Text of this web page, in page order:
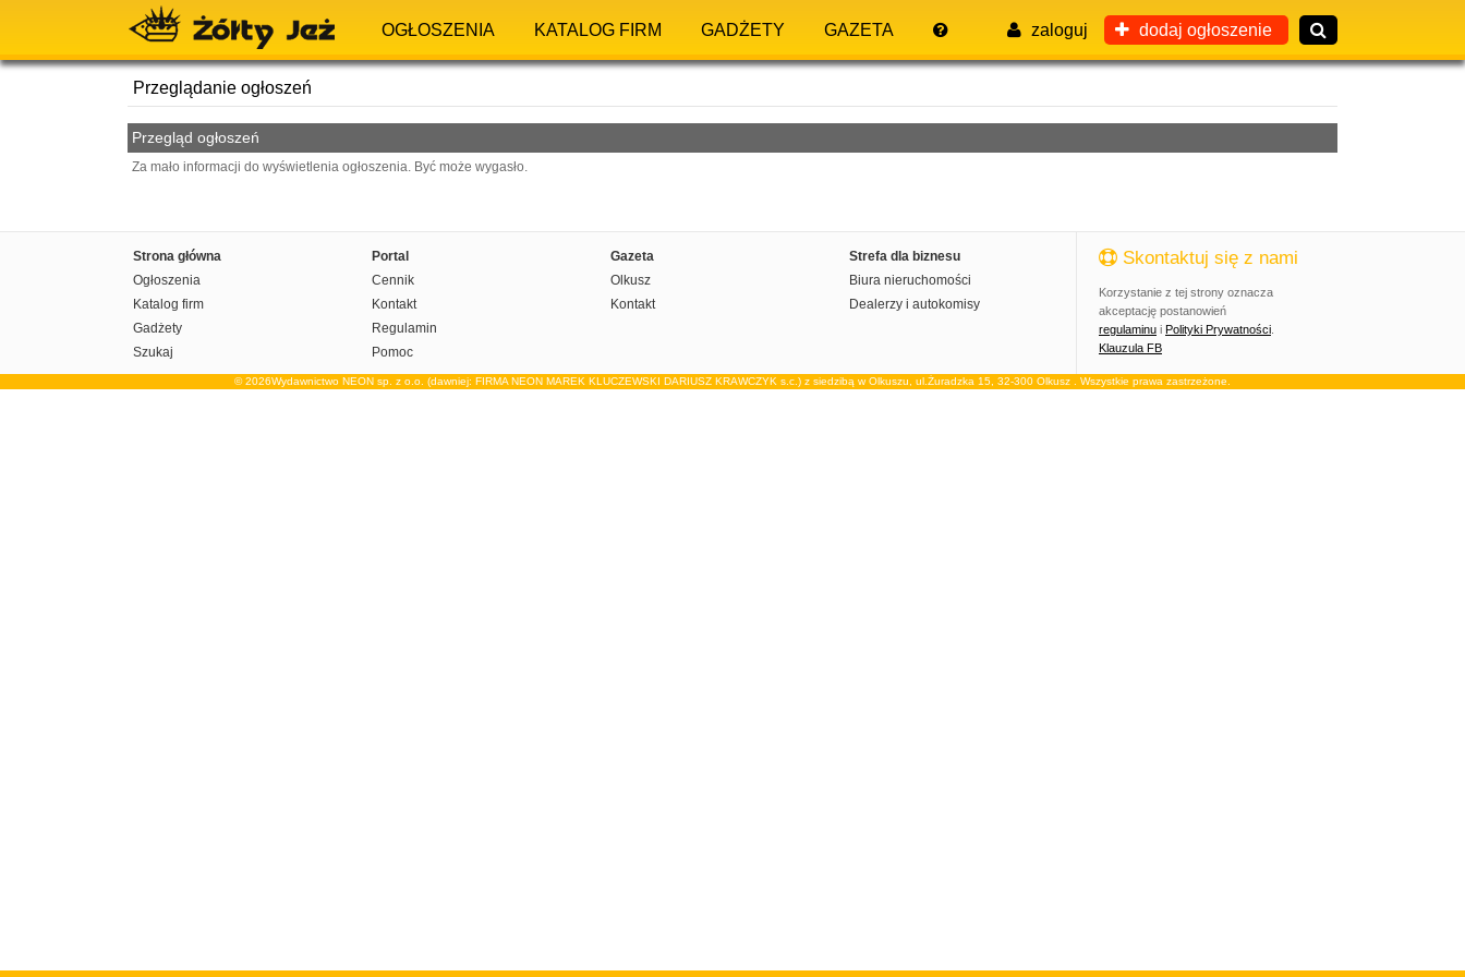
OGŁOSZENIA KATALOG FIRM GADŻETY GAZETA zaloguj dodaj ogłoszenie
Przeglądanie ogłoszeń
Przegląd ogłoszeń
Za mało informacji do wyświetlenia ogłoszenia. Być może wygasło.
Strona główna
Ogłoszenia
Katalog firm
Gadżety
Szukaj
Portal
Cennik
Kontakt
Regulamin
Pomoc
Gazeta
Olkusz
Kontakt
Strefa dla biznesu
Biura nieruchomości
Dealerzy i autokomisy
Skontaktuj się z nami
Korzystanie z tej strony oznacza
akceptację postanowień
regulaminu i Polityki Prywatności
Klauzula FB
© 2026Wydawnictwo NEON sp. z o.o. (dawniej: FIRMA NEON MAREK KLUCZEWSKI DARIUSZ KRAWCZYK s.c.) z siedzibą w Olkuszu, ul.Żuradzka 15, 32-300 Olkusz . Wszystkie prawa zastrzeżone.